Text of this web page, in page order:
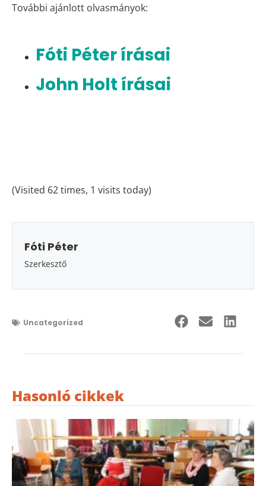
További ajánlott olvasmányok:
Fóti Péter írásai
John Holt írásai
(Visited 62 times, 1 visits today)
Fóti Péter
Szerkesztő
Uncategorized
Hasonló cikkek